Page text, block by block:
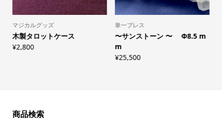
マジカルグッズ
木製タロットケース
¥2,800
単一ブレス
〜サンストーン 〜 Φ8.5 m
m
¥25,500
商品検索